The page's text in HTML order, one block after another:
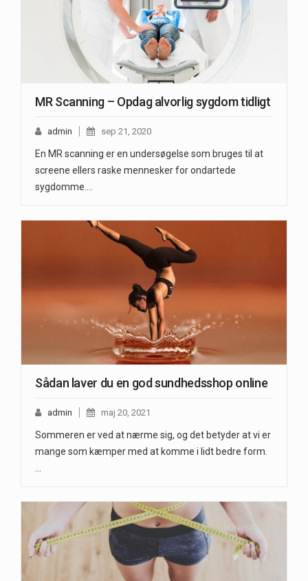
MR Scanning – Opdag alvorlig sygdom tidligt
admin sep 21, 2020
En MR scanning er en undersøgelse som bruges til at
screene ellers raske mennesker for ondartede
sygdomme.…
Sådan laver du en god sundhedsshop online
admin maj 20, 2021
Sommeren er ved at nærme sig, og det betyder at vi er
mange som kæmper med at komme i lidt bedre form.